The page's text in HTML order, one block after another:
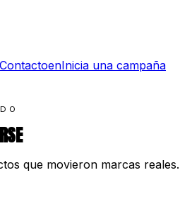
ContactoenInicia una campaña
que movieron marcas